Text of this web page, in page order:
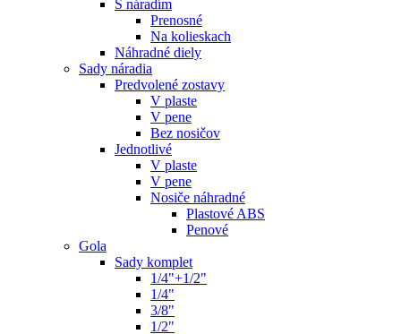
S náradím
Prenosné
Na kolieskach
Náhradné diely
Sady náradia
Predvolené zostavy
V plaste
V pene
Bez nosičov
Jednotlivé
V plaste
V pene
Nosiče náhradné
Plastové ABS
Penové
Gola
Sady komplet
1/4"+1/2"
1/4"
3/8"
1/2"